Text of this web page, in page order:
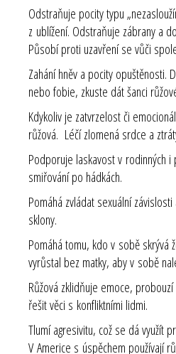
Odstraňuje pocity typu
z ublížení. Odstraňuje zábrany a
Působí proti uzavření se vůči
Zahání hněv a pocity opuštěnosti.
nebo fobie, zkuste dát šanci
Kdykoliv je zatvrzelost či
růžová. Léčí zlomená srdce a
Podporuje laskavost v rodinných i
smiřování po hádkách.
Pomáhá zvládat sexuální
sklony.
Pomáhá tomu, kdo v sobě skrývá
vyrůstal bez matky, aby v sobě
Růžová zklidňuje emoce,
řešit věci s konfliktními lidmi.
Tlumí agresivitu, což se dá využít
V Americe s úspěchem používají